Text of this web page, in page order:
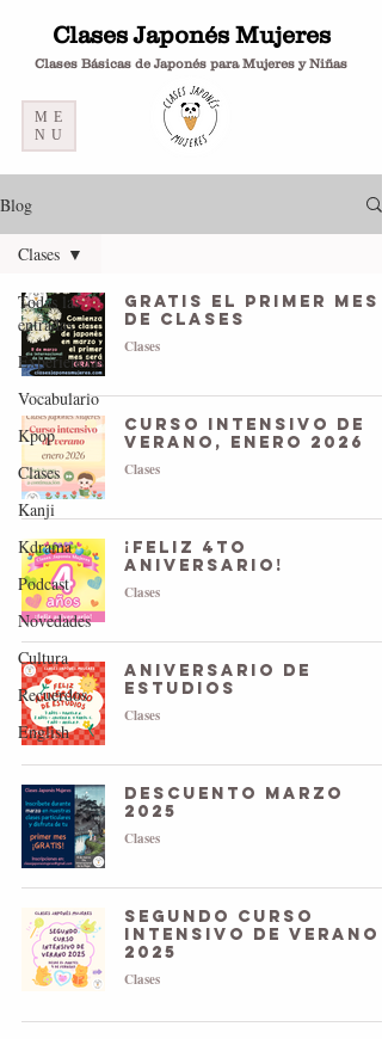
Clases Básicas de Japonés para Mujeres y Niñas
Clases Japonés Mujeres
ME
NU
Blog
Todas las
entradas
Experiencias
Vocabulario
Kpop
Clases
Kanji
Kdrama
Podcast
Novedades
Cultura
Recuerdos
English
Clases
Gratis el primer mes
de clases
Clases
Curso Intensivo de
Verano, enero 2026
Clases
¡Feliz 4to
aniversario!
Clases
Aniversario de
estudios
Clases
Descuento marzo
2025
Clases
SEGUNDO Curso
intensivo de verano
2025
Clases